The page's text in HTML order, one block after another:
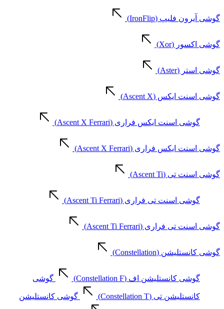
گوشی آیرون فلیپ (IronFlip)
گوشی اکسور (Xor)
گوشی استر (Aster)
گوشی اسنت ایکس (Ascent X)
گوشی اسنت ایکس فراری (Ascent X Ferrari)
گوشی اسنت ایکس فراری (Ascent X Ferrari)
گوشی اسنت تی (Ascent Ti)
گوشی اسنت تی فراری (Ascent Ti Ferrari)
گوشی اسنت تی فراری (Ascent Ti Ferrari)
گوشی کانستلیشن (Constellation)
گوشی کانستلیشن اف (Constellation F) گوشی
کانستلیشن تی (Constellation T) گوشی کانستلیشن